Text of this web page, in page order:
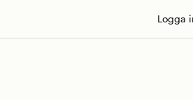
Logga